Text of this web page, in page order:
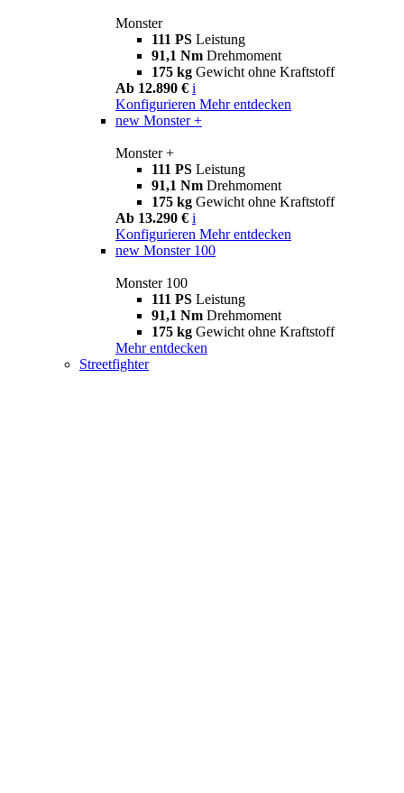
Monster
111 PS Leistung
91,1 Nm Drehmoment
175 kg Gewicht ohne Kraftstoff
Ab 12.890 € i
Konfigurieren Mehr entdecken
new Monster +
Monster +
111 PS Leistung
91,1 Nm Drehmoment
175 kg Gewicht ohne Kraftstoff
Ab 13.290 € i
Konfigurieren Mehr entdecken
new Monster 100
Monster 100
111 PS Leistung
91,1 Nm Drehmoment
175 kg Gewicht ohne Kraftstoff
Mehr entdecken
Streetfighter